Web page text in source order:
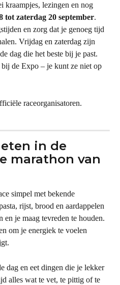
kraampjes, lezingen en nog
tot zaterdag 20 september.
en zorg dat je genoeg tijd
Vrijdag en zaterdag zijn
dag die het beste bij je past.
de Expo – je kunt ze niet op
raceorganisatoren.
in de
marathon van
simpel met bekende
rijst, brood en aardappelen
en je maag tevreden te houden.
om je energiek te voelen
dag en eet dingen die je lekker
alles wat te vet, te pittig of te